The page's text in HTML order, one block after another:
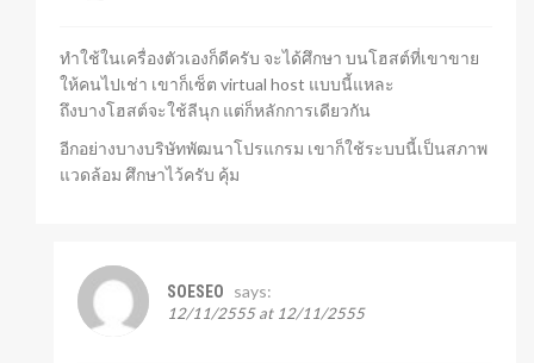
ทำใช้ในเครื่องตัวเองก็ดีครับ จะได้ศึกษา บนโฮสต์ที่เขาขาย
ให้คนไปเช่า เขาก็เซ็ต virtual host แบบนี้แหละ
ถึงบางโฮสต์จะใช้ลีนุก แต่ก็หลักการเดียวกัน
อีกอย่างบางบริษัทพัฒนาโปรแกรม เขาก็ใช้ระบบนี้เป็นสภาพ
แวดล้อม ศึกษาไว้ครับ คุ้ม
SOESEO says:
12/11/2555 at 12/11/2555